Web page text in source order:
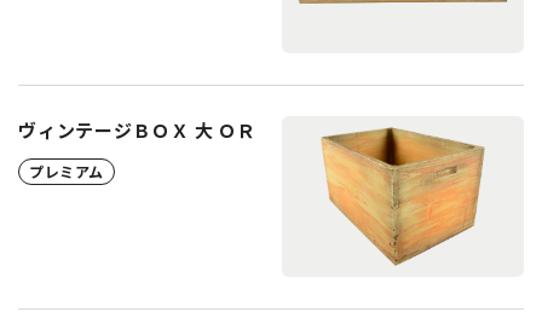
ヴィンテージＢＯＸ 大 ＯＲ
プレミアム